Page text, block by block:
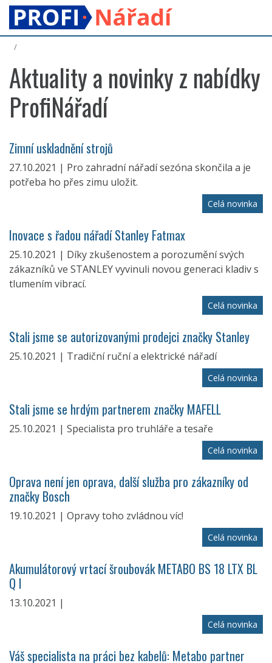
Aktuality a novinky z nabídky
ProfiNářadí
Zimní uskladnění strojů
27.10.2021 | Pro zahradní nářadí sezóna skončila a je
potřeba ho přes zimu uložit.
Celá novinka
Inovace s řadou nářadí Stanley Fatmax
25.10.2021 | Díky zkušenostem a porozumění svých
zákazníků ve STANLEY vyvinuli novou generaci kladiv s
tlumením vibrací.
Celá novinka
Stali jsme se autorizovanými prodejci značky Stanley
25.10.2021 | Tradiční ruční a elektrické nářadí
Celá novinka
Stali jsme se hrdým partnerem značky MAFELL
25.10.2021 | Specialista pro truhláře a tesaře
Celá novinka
Oprava není jen oprava, další služba pro zákazníky od
značky Bosch
19.10.2021 | Opravy toho zvládnou víc!
Celá novinka
Akumulátorový vrtací šroubovák METABO BS 18 LTX BL
Q I
13.10.2021 |
Celá novinka
Váš specialista na práci bez kabelů: Metabo partner